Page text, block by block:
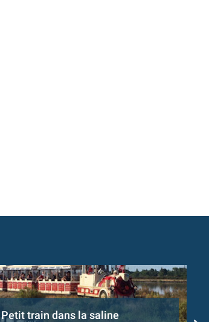
Petit train dans la saline